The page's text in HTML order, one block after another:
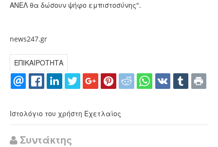
ΑΝΕΛ θα δώσουν ψήφο εμπιστοσύνης".
news247.gr
ΕΠΙΚΑΙΡΟΤΗΤΑ
Ιστολόγιο του χρήστη Εχετλαίος
Συντάκτης